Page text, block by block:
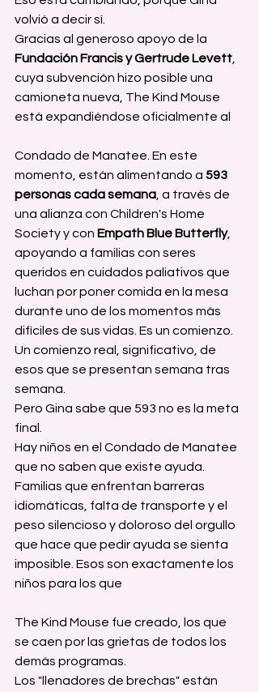
volvió a decir sí.
Gracias al generoso apoyo de la
Fundación Francis y Gertrude Levett
cuya subvención hizo posible una
camioneta nueva, The Kind Mouse
está expandiéndose oficialmente al
Condado de Manatee. En este
momento, están alimentando a 593
personas cada semana , a través de
una alianza con Children's Home
Society y con Empath Blue Butterfly,
apoyando a familias con seres
queridos en cuidados paliativos que
luchan por poner comida en la mesa
durante uno de los momentos más
difíciles de sus vidas. Es un comienzo.
Un comienzo real, significativo, de
esos que se presentan semana tras
semana.
Pero Gina sabe que 593 no es la meta
final.
Hay niños en el Condado de Manatee
que no saben que existe ayuda.
Familias que enfrentan barreras
idiomáticas, falta de transporte y el
peso silencioso y doloroso del orgullo
que hace que pedir ayuda se sienta
imposible. Esos son exactamente los
niños para los que
The Kind Mouse fue creado, los que
se caen por las grietas de todos los
demás programas.
Los "llenadores de brechas" están